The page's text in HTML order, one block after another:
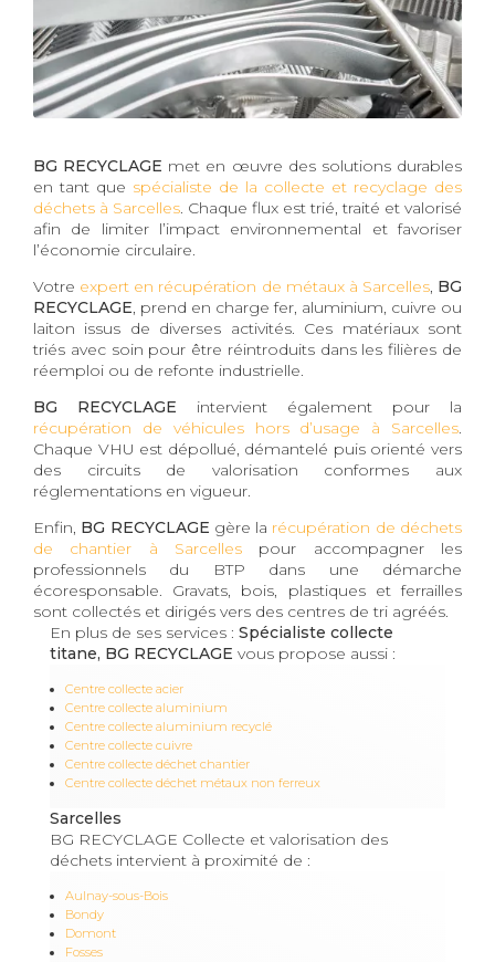
BG RECYCLAGE met en œuvre des solutions durables
en tant que spécialiste de la collecte et recyclage des
déchets à Sarcelles. Chaque flux est trié, traité et valorisé
afin de limiter l’impact environnemental et favoriser
l’économie circulaire.
Votre expert en récupération de métaux à Sarcelles, BG
RECYCLAGE, prend en charge fer, aluminium, cuivre ou
laiton issus de diverses activités. Ces matériaux sont
triés avec soin pour être réintroduits dans les filières de
réemploi ou de refonte industrielle.
BG RECYCLAGE intervient également pour la
récupération de véhicules hors d’usage à Sarcelles.
Chaque VHU est dépollué, démantelé puis orienté vers
des circuits de valorisation conformes aux
réglementations en vigueur.
Enfin, BG RECYCLAGE gère la récupération de déchets
de chantier à Sarcelles pour accompagner les
professionnels du BTP dans une démarche
écoresponsable. Gravats, bois, plastiques et ferrailles
sont collectés et dirigés vers des centres de tri agréés.
En plus de ses services : Spécialiste collecte
titane, BG RECYCLAGE vous propose aussi :
Centre collecte acier
Centre collecte aluminium
Centre collecte aluminium recyclé
Centre collecte cuivre
Centre collecte déchet chantier
Centre collecte déchet métaux non ferreux
Sarcelles
BG RECYCLAGE Collecte et valorisation des
déchets intervient à proximité de :
Aulnay-sous-Bois
Bondy
Domont
Fosses